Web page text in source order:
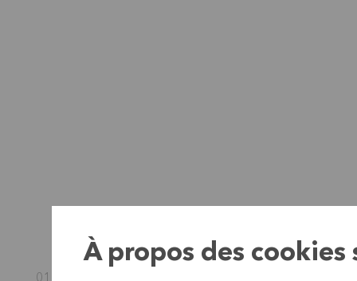
À propos des cookies